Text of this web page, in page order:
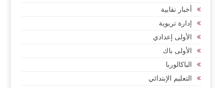
أخبار نقابية
إدارة تربوية
الأولى إعدادي
الأولى باك
الباكالوربا
التعليم الإبتدائي